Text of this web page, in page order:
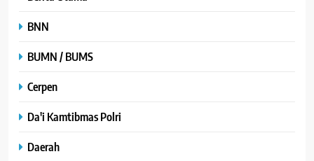
BNN
BUMN / BUMS
Cerpen
Da'i Kamtibmas Polri
Daerah